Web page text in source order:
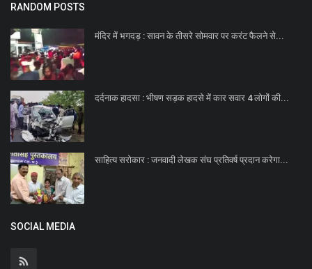
RANDOM POSTS
मंदिर में भगदड़ : सावन के तीसरे सोमवार पर करंट फैलने से...
दर्दनाक हादसा : भीषण सड़क हादसे में कार सवार 4 लोगों की...
साहित्य सरोकार : जनवादी लेखक संघ प्रतिवर्ष प्रदान करेगा...
SOCIAL MEDIA